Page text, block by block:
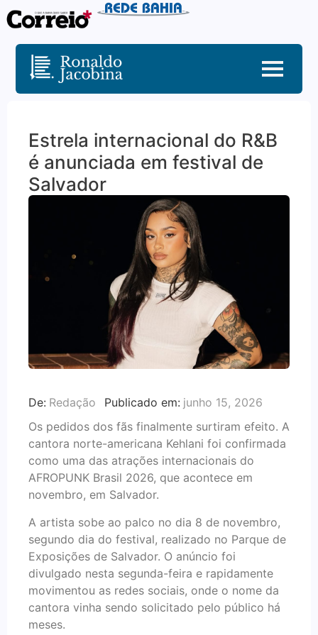
Estrela internacional do R&B
é anunciada em festival de
Salvador
De: Redação Publicado em: junho 15, 2026
Os pedidos dos fãs finalmente surtiram efeito. A
cantora norte-americana Kehlani foi confirmada
como uma das atrações internacionais do
AFROPUNK Brasil 2026, que acontece em
novembro, em Salvador.
A artista sobe ao palco no dia 8 de novembro,
segundo dia do festival, realizado no Parque de
Exposições de Salvador. O anúncio foi
divulgado nesta segunda-feira e rapidamente
movimentou as redes sociais, onde o nome da
cantora vinha sendo solicitado pelo público há
meses.